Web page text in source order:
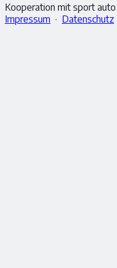
Kooperation mit sport
Impressum · Datenschutz